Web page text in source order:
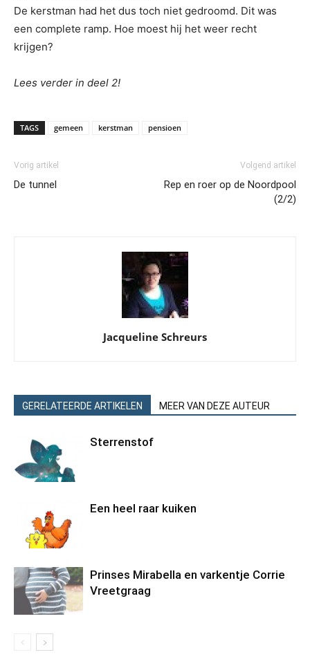
De kerstman had het dus toch niet gedroomd. Dit was
een complete ramp. Hoe moest hij het weer recht
krijgen?
Lees verder in deel 2!
TAGS gemeen kerstman pensioen
Vorig artikel
De tunnel
Volgend artikel
Rep en roer op de Noordpool
(2/2)
Jacqueline Schreurs
GERELATEERDE ARTIKELEN MEER VAN DEZE AUTEUR
Sterrenstof
Een heel raar kuiken
Prinses Mirabella en varkentje Corrie
Vreetgraag